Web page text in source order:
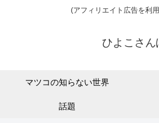
(アフィリエイト広告を利
ひよこさん
マツコの知らない世界
話題